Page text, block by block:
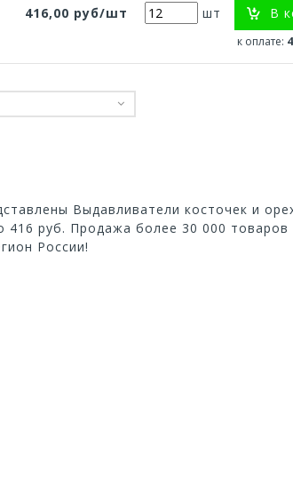
416,00 руб/шт шт В
к оплате:
Выдавливатели косточек и
руб. Продажа более 30 000 товаров
России!